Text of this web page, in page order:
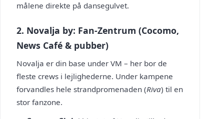
målene direkte på dansegulvet.
2. Novalja by: Fan-Zentrum (Cocomo,
News Café & pubber)
Novalja er din base under VM – her bor de
fleste crews i lejlighederne. Under kampene
forvandles hele strandpromenaden (Riva) til en
stor fanzone.